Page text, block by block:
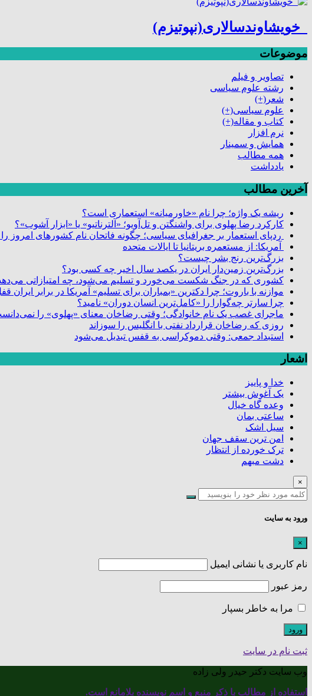
خویشاوندسالاری(نپوتیزم)
موضوعات
تصاویر و فیلم
رشته علوم سیاسی
شعر (+)
علوم سیاسی(+)
کتاب و مقاله(+)
نرم افزار
همایش و سمینار
همه مطالب
یادداشت
آخرین مطالب
ریشه یک واژه؛ چرا نام «خاورمیانه» استعماری است؟
کارکرد رضا پهلوی برای واشنگتن و تل‌آویو؛ «آلترناتیو» یا «ابزار آشوب»؟
ردپای استعمار بر جغرافیای سیاسی؛ چگونه فاتحان نام کشورهای امروز را
آمریکا: از مستعمره بریتانیا تا ایالات متحده
بزرگ‌ترین رنج بشر چیست؟
بزرگ‌ترین زمین‌دار ایران در یکصد سال اخیر چه کسی بود؟
کشوری که در جنگ شکست می‌خورد و تسلیم می‌شود، چه امتیازاتی
موازنه با باروت؛ چرا دکترین «بمباران برای تسلیم» آمریکا در برابر
چرا سارتر چه‌گوارا را «کامل‌ترین انسان دوران» نامید؟
ماجرای غصب یک نام خانوادگی؛ وقتی رضاخان معنای «پهلوی» را
روزی که رضاخان قرارداد نفتی با انگلیس را سوزاند
استبداد جمعی: وقتی دموکراسی به قفس تبدیل می‌شود
اشعار
خدا و پاییز
یک آغوش بیشتر
وعده گاه خیال
ساعتی بمان
سیل اشک
امن ترین سقف جهان
ترک خورده از انتظار
دشت مبهم
×
ورود به سایت
×
نام کاربری یا نشانی ایمیل
رمز عبور
مرا به خاطر بسپار
ثبت نام در سایت
وب سایت دکتر حیدر ولی زاده
استفاده از مطالب با ذکر منبع و اسم نویسنده بلامانع است.